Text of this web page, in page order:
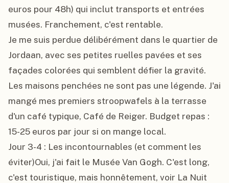
euros pour 48h) qui inclut transports et entrées
musées. Franchement, c'est rentable.
Je me suis perdue délibérément dans le quartier de
Jordaan, avec ses petites ruelles pavées et ses
façades colorées qui semblent défier la gravité.
Les maisons penchées ne sont pas une légende. J'ai
mangé mes premiers stroopwafels à la terrasse
d'un café typique, Café de Reiger. Budget repas :
15-25 euros par jour si on mange local.
Jour 3-4 : Les incontournables (et comment les
éviter)Oui, j'ai fait le Musée Van Gogh. C'est long,
c'est touristique, mais honnêtement, voir La Nuit